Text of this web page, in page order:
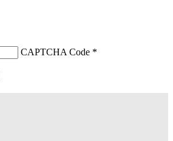
CAPTCHA Code *